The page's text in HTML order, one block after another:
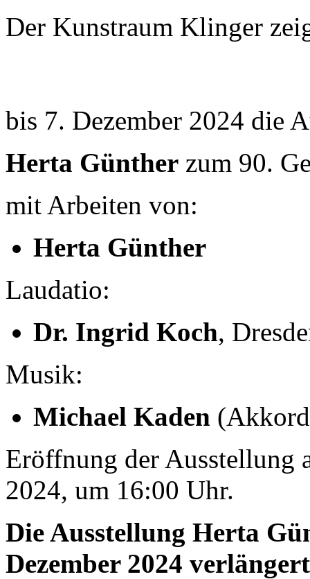
Der Kunstraum Klinger
bis 7. Dezember 2024 die
Herta Günther zum 90.
mit Arbeiten von:
Herta Günther
Laudatio:
Dr. Ingrid Koch,
Musik:
Michael Kaden
Eröffnung der Ausstellung
2024, um 16:00 Uhr.
Die Ausstellung Herta
Dezember 2024